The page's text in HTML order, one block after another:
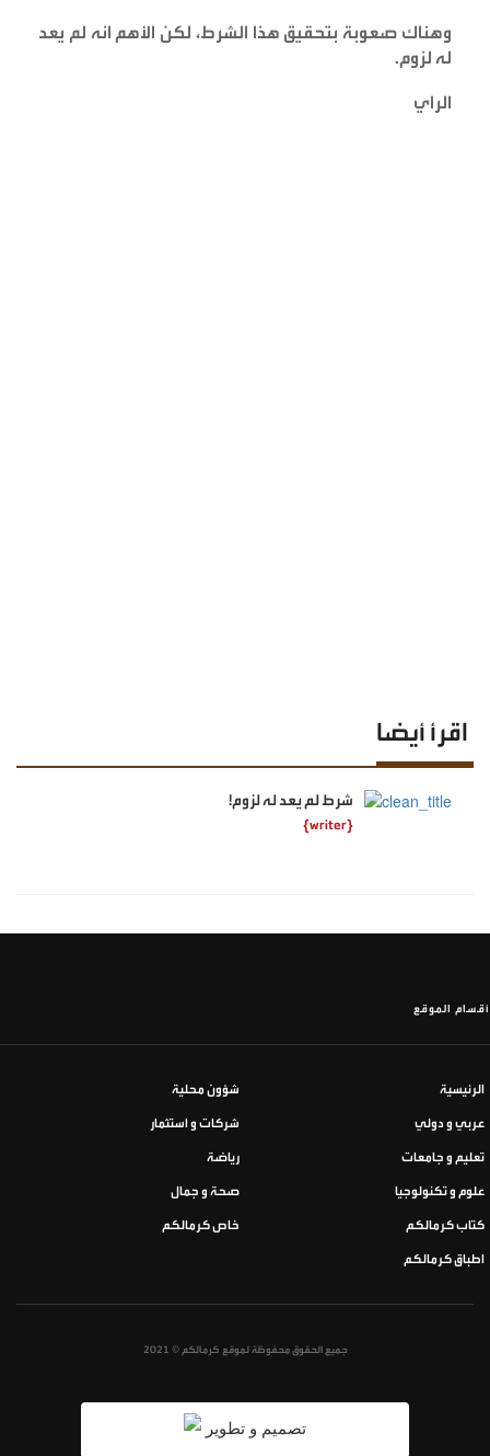
وهناك صعوبة بتحقيق هذا الشرط، لكن الأهم انه لم يعد
له لزوم.
الراي
اقرأ أيضا
شرط لم يعد له لزوم!
{writer}
أقسام الموقع
الرئيسية شؤون محلية
عربي و دولي شركات و استثمار
تعليم و جامعات رياضة
علوم و تكنولوجيا صحة و جمال
كتاب كرمالكم خاص كرمالكم
اطباق كرمالكم
جميع الحقوق محفوظة لموقع كرمالكم © 2021
تصميم و تطوير